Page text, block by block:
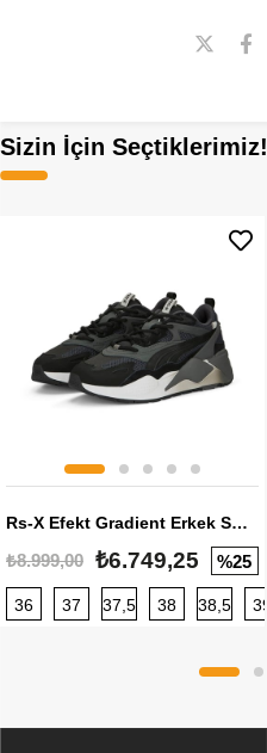
Sizin İçin Seçtiklerimiz!
Rs-X Efekt Gradient Erkek Sneaker
₺8.999,00 ₺6.749,25 %25
36 37 37,5 38 38,5 39